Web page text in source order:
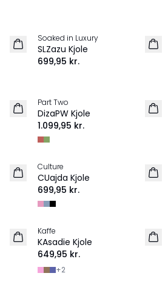
NYHED
Soaked in Luxury
SLZazu Kjole
699,95 kr.
NYHED
Part Two
DizaPW Kjole
1.099,95 kr.
NYHED
Culture
CUajda Kjole
699,95 kr.
NYHED
Kaffe
KAsadie Kjole
649,95 kr.
+2